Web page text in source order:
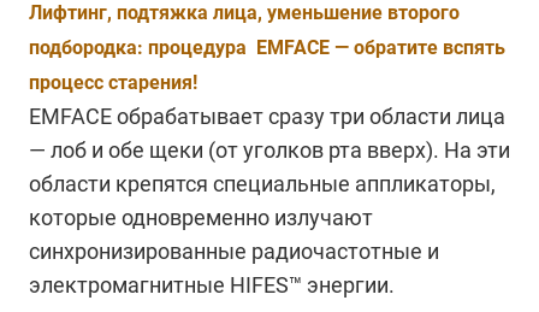
Лифтинг, подтяжка лица, уменьшение второго
подбородка: процедура EMFACE — обратите вспять
процесс старения!
EMFACE обрабатывает сразу три области лица
— лоб и обе щеки (от уголков рта вверх). На эти
области крепятся специальные аппликаторы,
которые одновременно излучают
синхронизированные радиочастотные и
электромагнитные HIFES™ энергии.